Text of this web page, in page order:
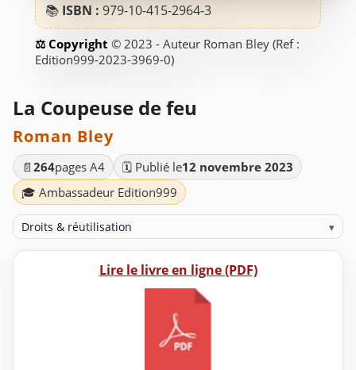
📚 ISBN : 979-10-415-2964-3
© 2023 - Auteur Roman Bley (Ref :
Edition999-2023-3969-0)
La Coupeuse de feu
Roman Bley
📄 264pages A4 🗓️ Publié le12 novembre 2023
🎓 Ambassadeur Edition999
Droits & réutilisation ▾
Lire le livre en ligne (PDF)